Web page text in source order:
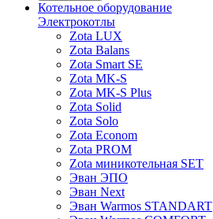
Котельное оборудование
Электрокотлы
Zota LUX
Zota Balans
Zota Smart SE
Zota MK-S
Zota MK-S Plus
Zota Solid
Zota Solo
Zota Econom
Zota PROM
Zota миникотельная SET
Эван ЭПО
Эван Next
Эван Warmos STANDART